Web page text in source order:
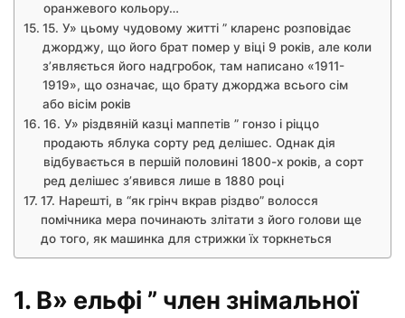
оранжевого кольору…
15. У» цьому чудовому житті ” кларенс розповідає
джорджу, що його брат помер у віці 9 років, але коли
з’являється його надгробок, там написано «1911-
1919», що означає, що брату джорджа всього сім
або вісім років
16. У» різдвяній казці маппетів ” гонзо і ріццо
продають яблука сорту ред делішес. Однак дія
відбувається в першій половині 1800-х років, а сорт
ред делішес з’явився лише в 1880 році
17. Нарешті, в “як грінч вкрав різдво” волосся
помічника мера починають злітати з його голови ще
до того, як машинка для стрижки їх торкнеться
1. В» ельфі ” член знімальної